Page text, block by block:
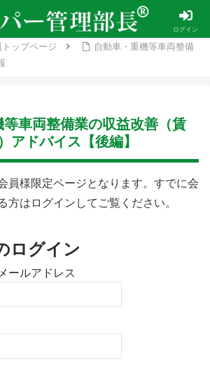
、人事担当が抱える業務の効率化をサポート
トップページ
自動車・重機等車両整備
等車両整備業の収益改善（賃
アドバイス【後編】
員様限定ページとなります。すでに会
方はログインしてご覧ください。
ログイン
ールアドレス
ログイン